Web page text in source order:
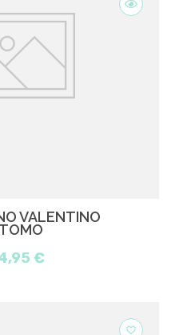
VALENTINO
€
favorite_border